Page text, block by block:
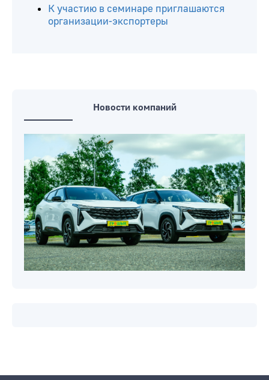
К участию в семинаре приглашаются
организации-экспортеры
Новости компаний